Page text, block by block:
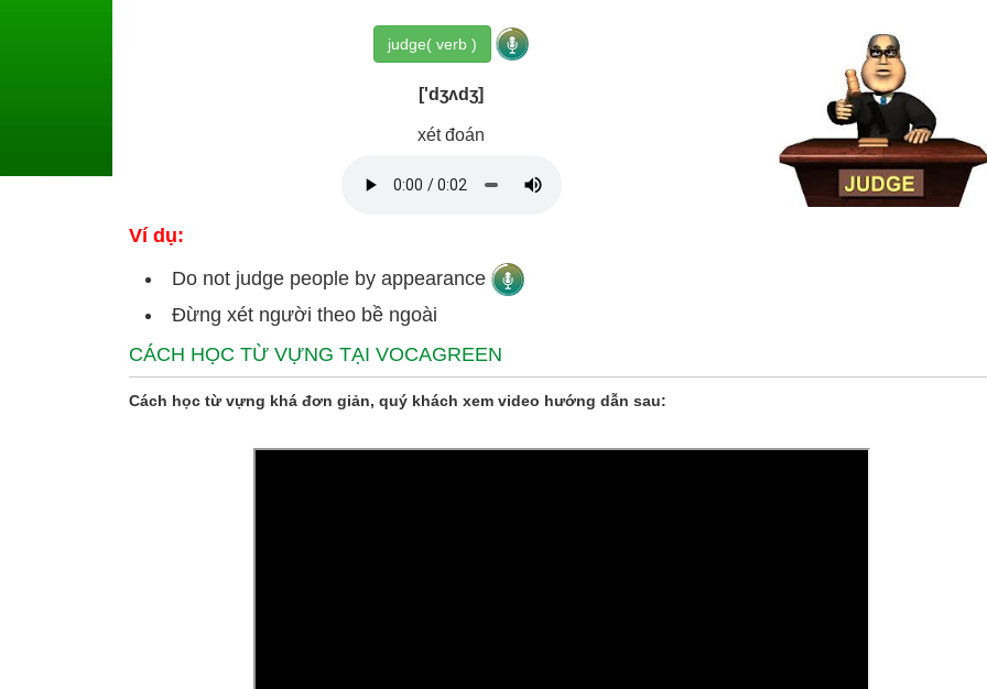
judge( verb )
['dʒʌdʒ]
xét đoán
Ví dụ:
Do not judge people by appearance
Đừng xét người theo bề ngoài
CÁCH HỌC TỪ VỰNG TẠI VOCAGREEN
Cách học từ vựng khá đơn giản, quý khách xem video hướng dẫn sau: